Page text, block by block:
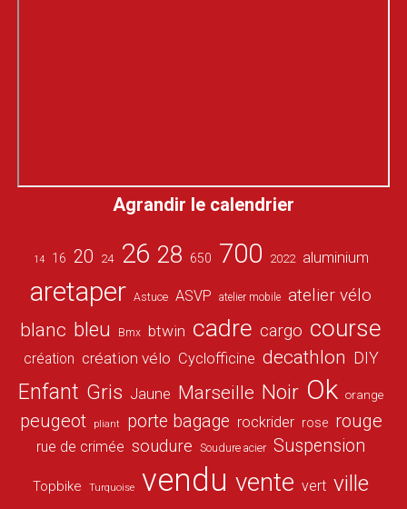
Agrandir le calendrier
14 16 20 24 26 28 650 700 2022 aluminium
aretaper Astuce ASVP atelier mobile atelier vélo
blanc bleu Bmx btwin cadre cargo course
création création vélo Cyclofficine decathlon DIY
Enfant Gris Jaune Marseille Noir Ok orange
peugeot pliant porte bagage rockrider rose rouge
rue de crimée soudure Soudure acier Suspension
Topbike Turquoise vendu vente vert ville